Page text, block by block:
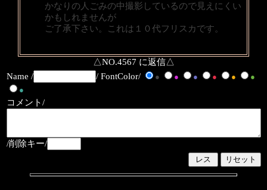
かなりの人ごみの中撮影しているので見えにくい
かもしれませんが
ご了承下さい。これは１０代フリスカです。
△NO.4567 に返信△
Name /
/ FontColor/ ● ● ● ● ●
●
●
コメント/
/削除キー/